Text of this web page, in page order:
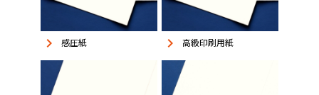
keyboard_arrow_right 感圧紙 keyboard_arrow_right 高級印刷用紙